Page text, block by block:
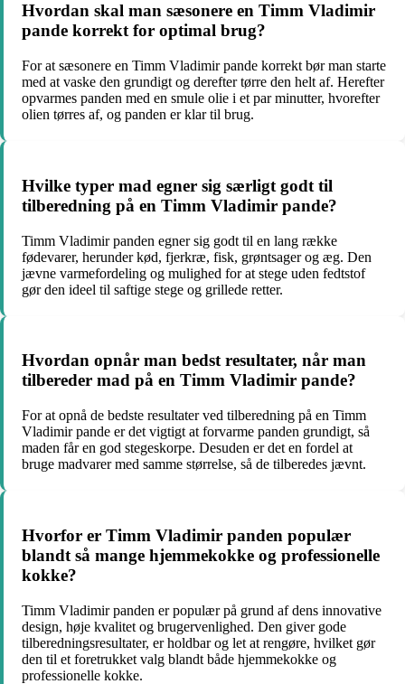
Hvordan skal man sæsonere en Timm Vladimir
pande korrekt for optimal brug?
For at sæsonere en Timm Vladimir pande korrekt bør man starte
med at vaske den grundigt og derefter tørre den helt af. Herefter
opvarmes panden med en smule olie i et par minutter, hvorefter
olien tørres af, og panden er klar til brug.
Hvilke typer mad egner sig særligt godt til
tilberedning på en Timm Vladimir pande?
Timm Vladimir panden egner sig godt til en lang række
fødevarer, herunder kød, fjerkræ, fisk, grøntsager og æg. Den
jævne varmefordeling og mulighed for at stege uden fedtstof
gør den ideel til saftige stege og grillede retter.
Hvordan opnår man bedst resultater, når man
tilbereder mad på en Timm Vladimir pande?
For at opnå de bedste resultater ved tilberedning på en Timm
Vladimir pande er det vigtigt at forvarme panden grundigt, så
maden får en god stegeskorpe. Desuden er det en fordel at
bruge madvarer med samme størrelse, så de tilberedes jævnt.
Hvorfor er Timm Vladimir panden populær
blandt så mange hjemmekokke og professionelle
kokke?
Timm Vladimir panden er populær på grund af dens innovative
design, høje kvalitet og brugervenlighed. Den giver gode
tilberedningsresultater, er holdbar og let at rengøre, hvilket gør
den til et foretrukket valg blandt både hjemmekokke og
professionelle kokke.